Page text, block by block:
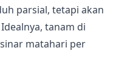
parsial, tetapi akan
tanam di
matahari per